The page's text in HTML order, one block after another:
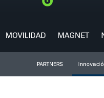
MOVILIDAD MAGNET
PARTNERS